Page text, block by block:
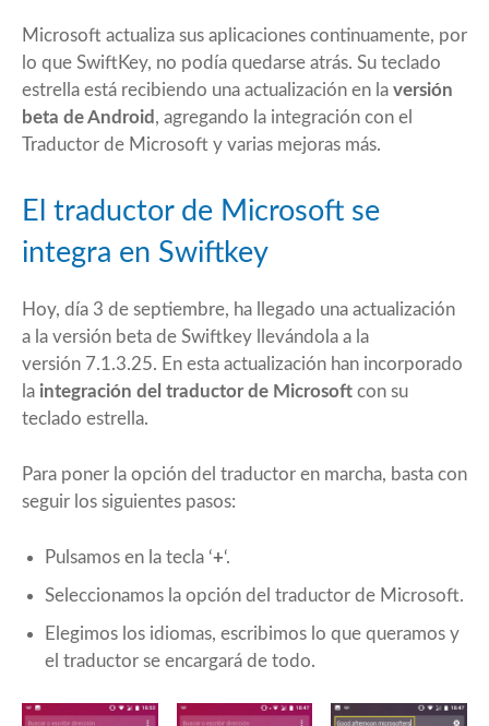
Microsoft actualiza sus aplicaciones continuamente, por
lo que SwiftKey, no podía quedarse atrás. Su teclado
estrella está recibiendo una actualización en la versión
beta de Android , agregando la integración con el
Traductor de Microsoft y varias mejoras más.
El traductor de Microsoft se
integra en Swiftkey
Hoy, día 3 de septiembre, ha llegado una actualización
a la versión beta de Swiftkey llevándola a la
versión 7.1.3.25. En esta actualización han incorporado
la integración del traductor de Microsoft con su
teclado estrella.
Para poner la opción del traductor en marcha, basta con
seguir los siguientes pasos:
Pulsamos en la tecla ‘+‘.
Seleccionamos la opción del traductor de Microsoft.
Elegimos los idiomas, escribimos lo que queramos y
el traductor se encargará de todo.